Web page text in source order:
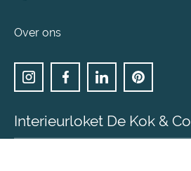
Over ons
Interieurloket De Kok & Co